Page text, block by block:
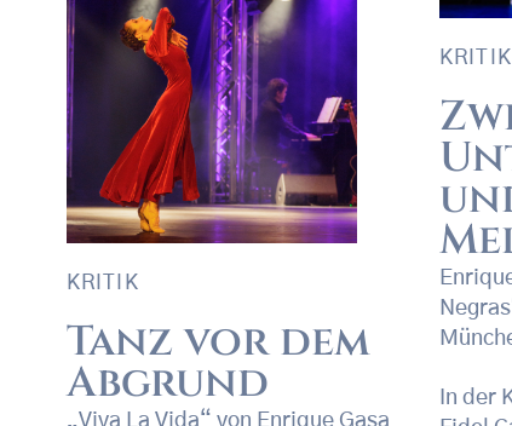
KRITIK
In der
KRITIK
Tanz vor dem
Abgrund
„Viva La Vida“ von Enrique Gasa